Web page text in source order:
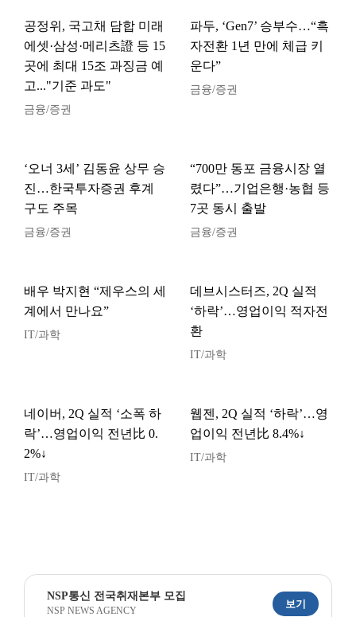
공정위, 국고채 담합 미래
에셋·삼성·메리츠證 등 15
곳에 최대 15조 과징금 예
고..."기준 과도"
금융/증권
파두, ‘Gen7’ 승부수…“흑
자전환 1년 만에 체급 키
운다”
금융/증권
‘오너 3세’ 김동윤 상무 승
진…한국투자증권 후계
구도 주목
금융/증권
“700만 동포 금융시장 열
렸다”…기업은행·농협 등
7곳 동시 출발
금융/증권
배우 박지현 “제우스의 세
계에서 만나요”
IT/과학
데브시스터즈, 2Q 실적
‘하락’…영업이익 적자전
환
IT/과학
네이버, 2Q 실적 ‘소폭 하
락’…영업이익 전년比 0.
2%↓
IT/과학
웹젠, 2Q 실적 ‘하락’…영
업이익 전년比 8.4%↓
IT/과학
NSP통신 전국취재본부 모집
NSP NEWS AGENCY
보기